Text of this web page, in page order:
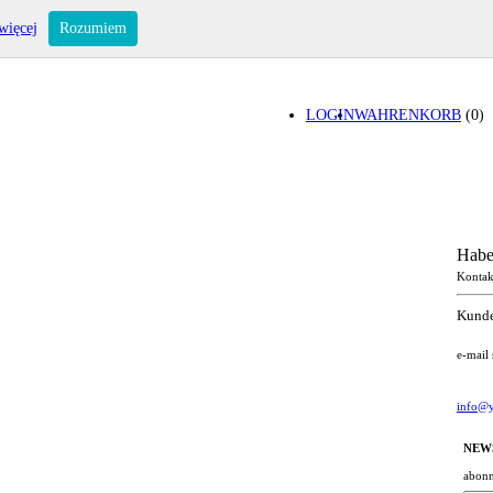
WAHRENKORB (0)
LOGIN
e-mail
Rozumiem